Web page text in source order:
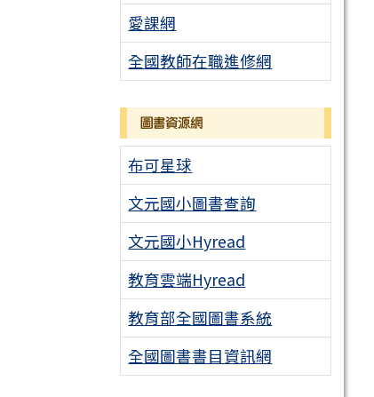
愛課網
全國教師在職進修網
圖書資源網
布可星球
文元國小圖書查詢
文元國小Hyread
教育雲端Hyread
教育部全國圖書系統
全國圖書書目資訊網